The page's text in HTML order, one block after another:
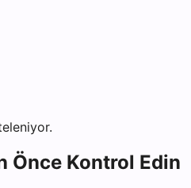
Önce Kontrol Edin